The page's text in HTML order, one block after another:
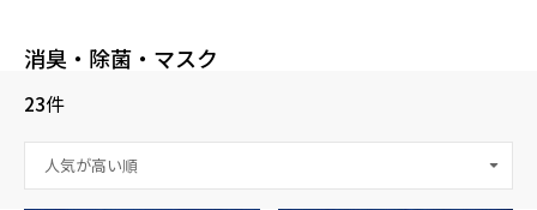
消臭・除菌・マスク
23件